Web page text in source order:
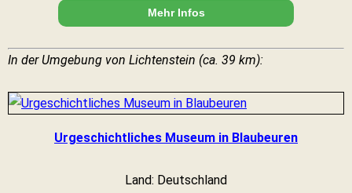
Mehr Infos
In der Umgebung von Lichtenstein (ca. 39 km):
Urgeschichtliches Museum in Blaubeuren
Land: Deutschland